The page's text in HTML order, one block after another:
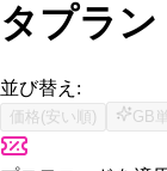
タプラン
並び替え:
価格(安い順) GB